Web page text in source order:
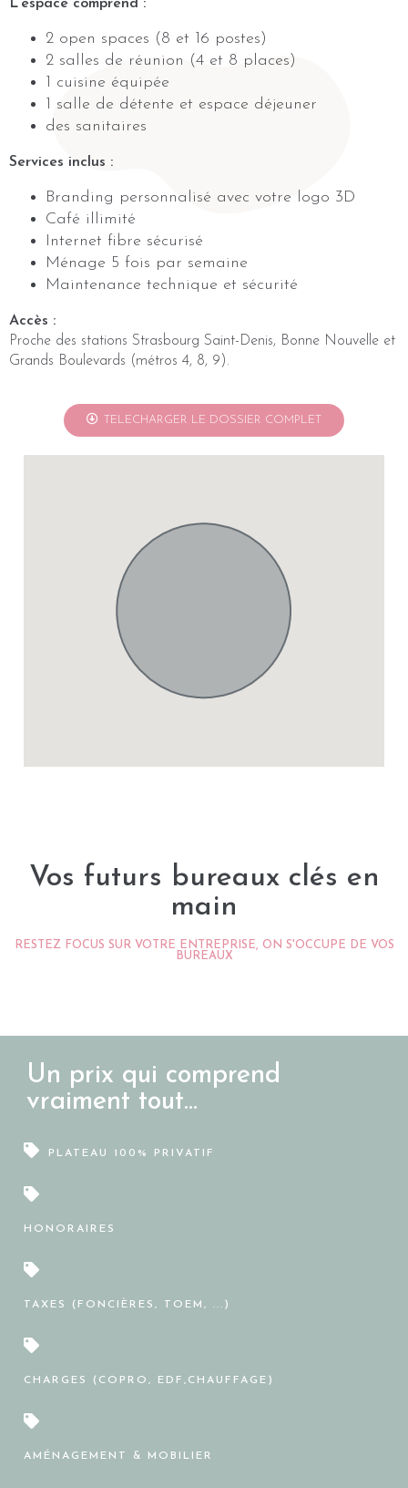
L’espace comprend :
2 open spaces (8 et 16 postes)
2 salles de réunion (4 et 8 places)
1 cuisine équipée
1 salle de détente et espace déjeuner
des sanitaires
Services inclus :
Branding personnalisé avec votre logo 3D
Café illimité
Internet fibre sécurisé
Ménage 5 fois par semaine
Maintenance technique et sécurité
Accès :
Proche des stations Strasbourg Saint-Denis, Bonne Nouvelle et
Grands Boulevards (métros 4, 8, 9).
TELECHARGER LE DOSSIER COMPLET
Vos futurs bureaux clés en
main
RESTEZ FOCUS SUR VOTRE ENTREPRISE, ON S'OCCUPE DE VOS
BUREAUX
Un prix qui comprend
vraiment tout...
PLATEAU 100% PRIVATIF
HONORAIRES
TAXES (FONCIÈRES, TOEM, ...)
CHARGES (COPRO, EDF,CHAUFFAGE)
AMÉNAGEMENT & MOBILIER